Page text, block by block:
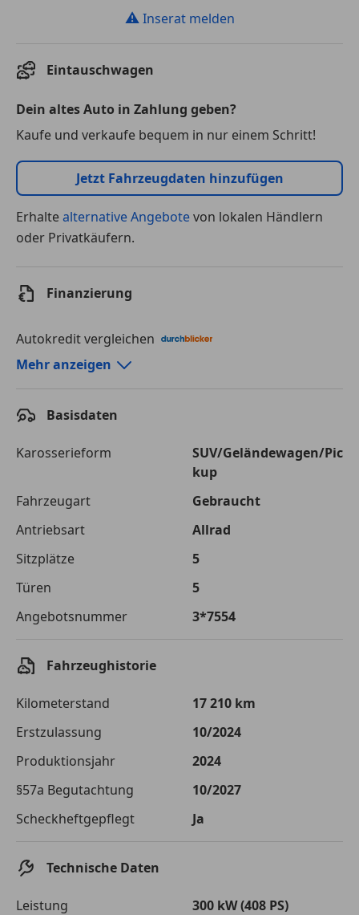
⚠ Inserat melden
Eintauschwagen
Dein altes Auto in Zahlung geben?
Kaufe und verkaufe bequem in nur einem Schritt!
Jetzt Fahrzeugdaten hinzufügen
Erhaltealternative Angebotevon lokalen Händlern
oder Privatkäufern.
Finanzierung
Autokredit vergleichen
Autokredit-Rechner von durchblicker.at
120 Monate
Kreditbetrag
€ 65 000,-
Gesamtbetrag
Einberechnete Gebühren
€ 0,-
Effektivzinsatz
Sollzinssatz
Monatliche Rate € 763,11
Die tatsächlichen Konditionen sind abhängig von Ihrer Bonität sowie
von der von Ihnen gewählten Bank. Rückzahlungszeitraum 1-10
Jahre. Zinsspanne Sollzinssatz: 2,90% - 14,90%.
Jetzt berechnen
Mehr anzeigen
Basisdaten
Karosserieform
SUV/Geländewagen/Pic
kup
Fahrzeugart
Gebraucht
Antriebsart
Allrad
Sitzplätze
5
Türen
5
Angebotsnummer
3*7554
Fahrzeughistorie
Kilometerstand
17 210 km
Erstzulassung
10/2024
Produktionsjahr
2024
§57a Begutachtung
10/2027
Scheckheftgepflegt
Ja
Technische Daten
Leistung
300 kW (408 PS)